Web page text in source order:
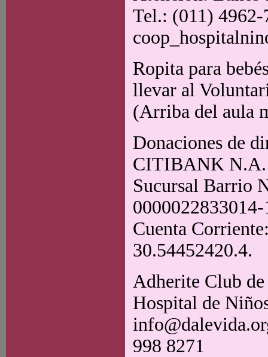
Tel.: (011)
Ropita para
llevar al
(Arriba del aula
Donaciones de
CITIBANK N.A.
Sucursal Barrio
0000022833014-
Cuenta
30.54452420.4.
Adherite Club de
Hospital de
998 8271